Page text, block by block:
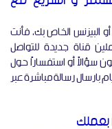
البيزنس الخاص بك، فأنت
قناة جديدة للتواصل
سؤالاً أو استفساراً حول
بارسال رسالة مباشرة عبر